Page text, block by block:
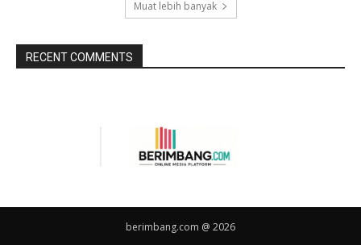
Muat lebih banyak
RECENT COMMENTS
berimbang.com @ 2026